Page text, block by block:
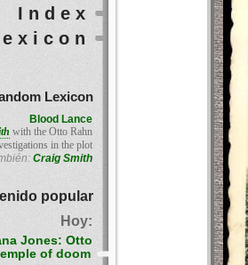
Index
Lexicon
Blood Lance
with the Otto Rahn
in the plot
Craig Smith
popular
Hoy:
Jones: Otto
of doom